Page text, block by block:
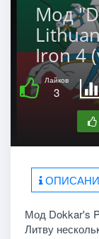
Мод
Iron 4
Лайков
3
Мод Dokkar's
Литву